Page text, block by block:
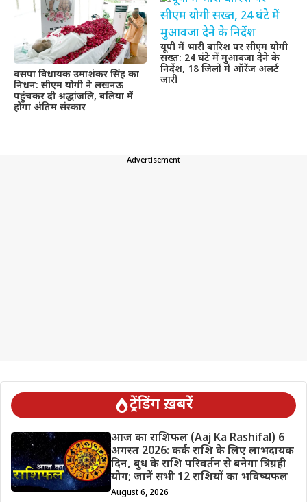
बसपा विधायक उमाशंकर सिंह का
निधन: सीएम योगी ने लखनऊ
पहुंचकर दी श्रद्धांजलि, बलिया में
होगा अंतिम संस्कार
यूपी में भारी बारिश पर सीएम योगी
सख्त: 24 घंटे में मुआवजा देने के
निर्देश, 18 जिलों में ऑरेंज अलर्ट
जारी
---Advertisement---
ट्रेंडिंग ख़बरें
आज का राशिफल (Aaj Ka Rashifal) 6
अगस्त 2026: कर्क राशि के लिए लाभदायक
दिन, बुध के राशि परिवर्तन से बनेगा त्रिग्रही
योग; जानें सभी 12 राशियों का भविष्यफल
August 6, 2026